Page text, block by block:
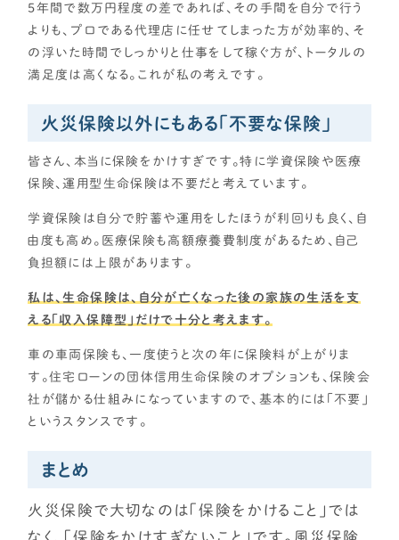
5年間で数万円程度の差であれば、その手間を自分で行う
よりも、プロである代理店に任せてしまった方が効率的、そ
の浮いた時間でしっかりと仕事をして稼ぐ方が、トータルの
満足度は高くなる。これが私の考えです。
火災保険以外にもある「不要な保険」
皆さん、本当に保険をかけすぎです。特に学資保険や医療
保険、運用型生命保険は不要だと考えています。
学資保険は自分で貯蓄や運用をしたほうが利回りも良く、自
由度も高め。医療保険も高額療養費制度があるため、自己
負担額には上限があります。
私は、生命保険は、自分が亡くなった後の家族の生活を支
える「収入保障型」だけで十分と考えます。
車の車両保険も、一度使うと次の年に保険料が上がりま
す。住宅ローンの団体信用生命保険のオプションも、保険会
社が儲かる仕組みになっていますので、基本的には「不要」
というスタンスです。
まとめ
火災保険で大切なのは「保険をかけること」では
なく、「保険をかけすぎないこと」です。風災保険